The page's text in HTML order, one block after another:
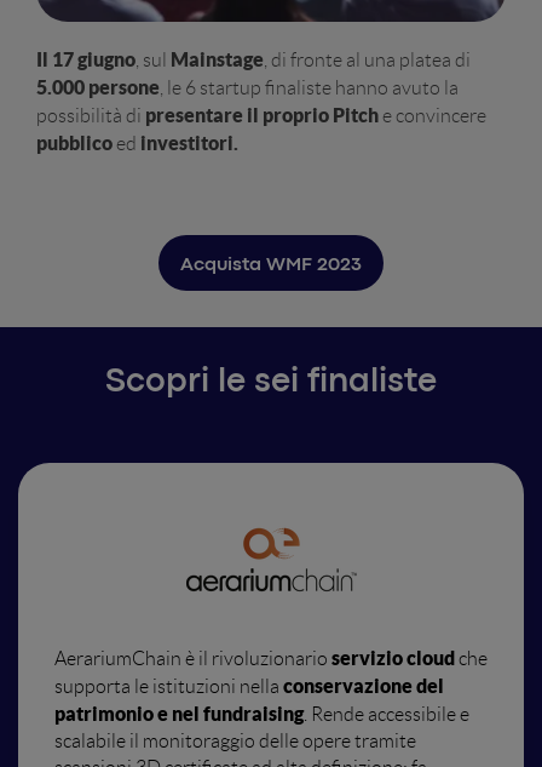
Il 17 giugno , sul Mainstage , di fronte al una platea di
5.000 persone , le 6 startup finaliste hanno avuto la
possibilità di presentare il proprio Pitche convincere
pubblicoed investitori.
Acquista WMF 2023
Scopri le sei finaliste
AerariumChain è il rivoluzionario servizio cloudche
supporta le istituzioni nella conservazione del
patrimonio e nel fundraising. Rende accessibile e
scalabile il monitoraggio delle opere tramite